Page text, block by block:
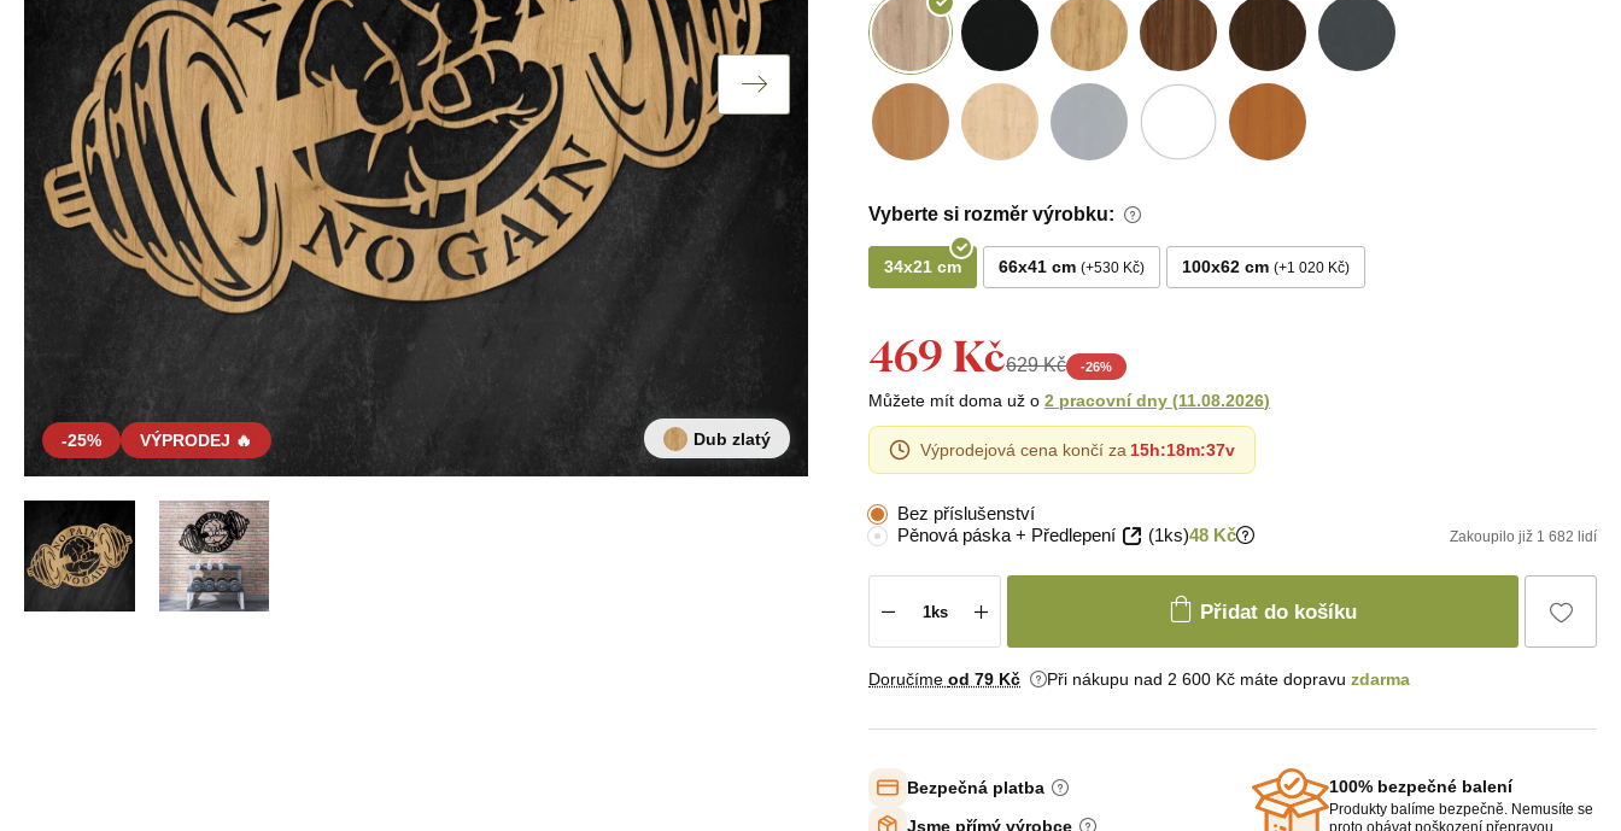
-25% VÝPRODEJ 🔥 Dub zlatý
Vyberte si rozměr výrobku:
34x21 cm 66x41 cm +530 Kč 100x62 cm +1 020 Kč
469 Kč629 Kč -26%
Můžete mít doma už o 2 pracovní dny (11.08.2026)
Výprodejová cena končí za 15h:18m:36v
Bez příslušenství
Pěnová páska + Předlepení
(1ks)48 Kč Zakoupilo již 1 682 lidí
Přidat do košíku
Doručíme od 79 Kč Při nákupu nad 2 600 Kč máte dopravu zdarma
Bezpečná platba
Jsme přímý výrobce
100% bezpečné balení
Produkty balíme bezpečně. Nemusíte se
proto obávat poškození přepravou.